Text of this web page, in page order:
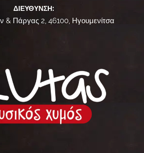
ΔΙΕΎΘΥΝΣΗ:
& Πάργας 2, 46100, Ηγουμενίτσα